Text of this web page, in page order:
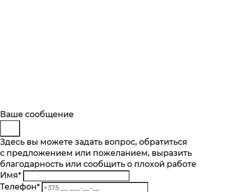
Описание
Отзывы
Основные характеристики
Реверс
да
Производительность, кг/мин
Будьте в курсе
Подпишитесь на последние обновления
и узнавайте о новинках и специальных
предложениях первыми
Подписаться
Заказ обратного звонка
Представьтесь
Телефон*
Комментарий
Ваше сообщение
Здесь вы можете задать вопрос, обратиться
с предложением или пожеланием, выразить
благодарность или сообщить о плохой работе
Имя*
Телефон*